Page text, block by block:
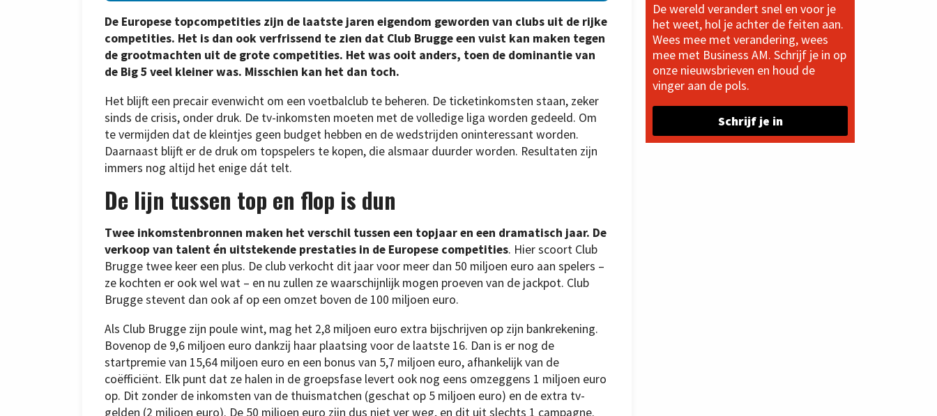
De Europese topcompetities zijn de laatste jaren eigendom geworden van clubs uit de rijke
competities. Het is dan ook verfrissend te zien dat Club Brugge een vuist kan maken tegen
de grootmachten uit de grote competities. Het was ooit anders, toen de dominantie van
de Big 5 veel kleiner was. Misschien kan het dan toch.
Het blijft een precair evenwicht om een voetbalclub te beheren. De ticketinkomsten staan, zeker
sinds de crisis, onder druk. De tv-inkomsten moeten met de volledige liga worden gedeeld. Om
te vermijden dat de kleintjes geen budget hebben en de wedstrijden oninteressant worden.
Daarnaast blijft er de druk om topspelers te kopen, die alsmaar duurder worden. Resultaten zijn
immers nog altijd het enige dát telt.
De lijn tussen top en flop is dun
Twee inkomstenbronnen maken het verschil tussen een topjaar en een dramatisch jaar. De
verkoop van talent én uitstekende prestaties in de Europese competities. Hier scoort Club
Brugge twee keer een plus. De club verkocht dit jaar voor meer dan 50 miljoen euro aan spelers –
ze kochten er ook wel wat – en nu zullen ze waarschijnlijk mogen proeven van de jackpot. Club
Brugge stevent dan ook af op een omzet boven de 100 miljoen euro.
Als Club Brugge zijn poule wint, mag het 2,8 miljoen euro extra bijschrijven op zijn bankrekening.
Bovenop de 9,6 miljoen euro dankzij haar plaatsing voor de laatste 16. Dan is er nog de
startpremie van 15,64 miljoen euro en een bonus van 5,7 miljoen euro, afhankelijk van de
coëfficiënt. Elk punt dat ze halen in de groepsfase levert ook nog eens omzeggens 1 miljoen euro
op. Dit zonder de inkomsten van de thuismatchen (geschat op 5 miljoen euro) en de extra tv-
gelden (2 miljoen euro). De 50 miljoen euro zijn dus niet ver weg, en dit uit slechts 1 campagne.
De wereld verandert snel en voor je
het weet, hol je achter de feiten aan.
Wees mee met verandering, wees
mee met Business AM. Schrijf je in op
onze nieuwsbrieven en houd de
vinger aan de pols.
Schrijf je in